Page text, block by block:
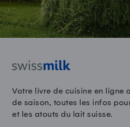
Votre livre de cuisine en ligne
de saison, toutes les infos
et les atouts du lait suisse.